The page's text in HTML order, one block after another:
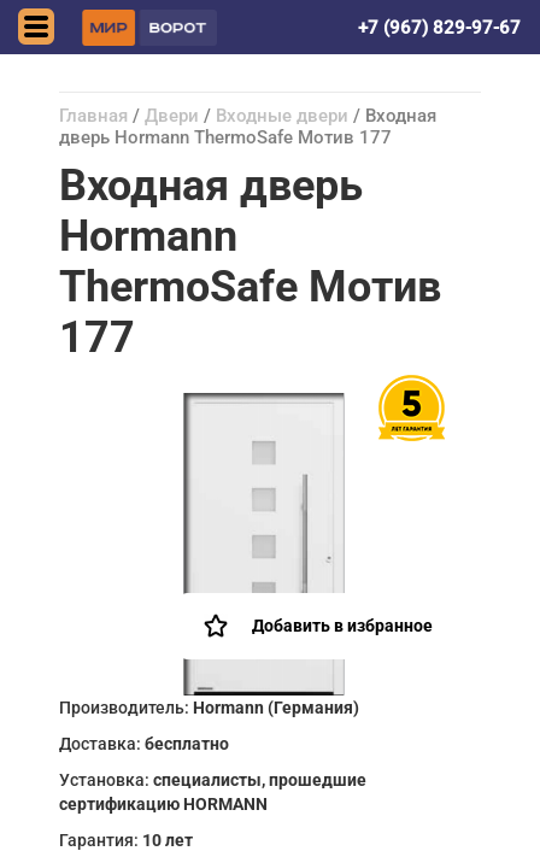
+7 (967) 829-97-67
Главная / Двери / Входные двери / Входная
дверь Hormann ThermoSafe Мотив 177
Входная дверь
Hormann
ThermoSafe Мотив
177
Добавить в избранное
Производитель: Hormann (Германия)
Доставка: бесплатно
Установка: специалисты, прошедшие
сертификацию HORMANN
Гарантия: 10 лет